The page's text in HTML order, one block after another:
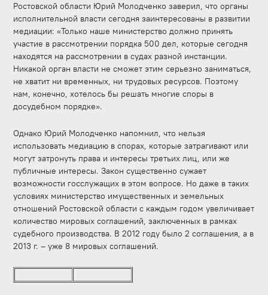
Ростовской области Юрий Молодченко заверил, что органы
исполнительной власти сегодня заинтересованы в развитии
медиации: «Только наше министерство должно принять
участие в рассмотрении порядка 500 дел, которые сегодня
находятся на рассмотрении в судах разной инстанции.
Никакой орган власти не сможет этим серьезно заниматься,
не хватит ни временных, ни трудовых ресурсов. Поэтому
нам, конечно, хотелось бы решать многие споры в
досудебном порядке».
Однако Юрий Молодченко напомнил, что нельзя
использовать медиацию в спорах, которые затрагивают или
могут затронуть права и интересы третьих лиц, или же
публичные интересы. Закон существенно сужает
возможности госслужащих в этом вопросе. Но даже в таких
условиях министерство имущественных и земельных
отношений Ростовской области с каждым годом увеличивает
количество мировых соглашений, заключенных в рамках
судебного производства. В 2012 году было 2 соглашения, а в
2013 г. – уже 8 мировых соглашений.